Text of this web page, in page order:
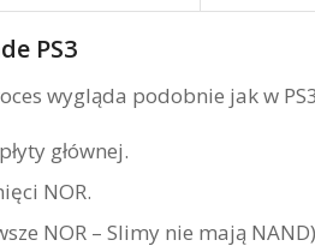
PS3
wygląda podobnie jak w
głównej.
NOR.
NOR – Slimy nie mają